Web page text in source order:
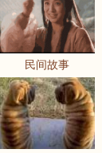
民间故事